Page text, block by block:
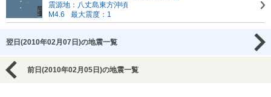
震源地：八丈島東方沖頃
M4.6
最大震度：1
翌日(2010年02月07日)の地震一覧
前日(2010年02月05日)の地震一覧